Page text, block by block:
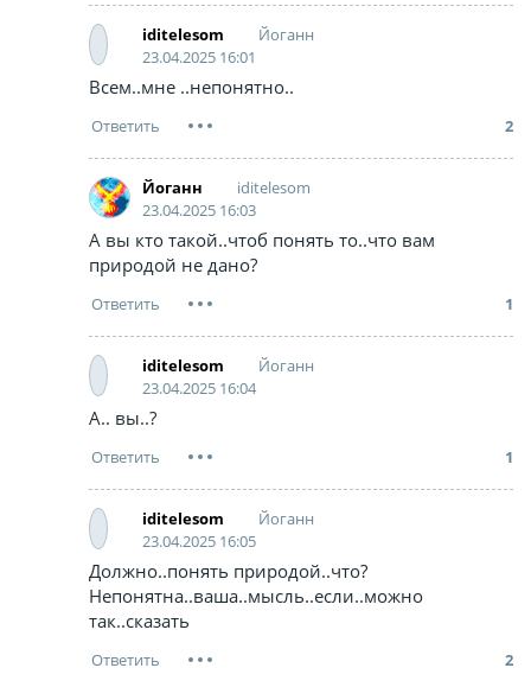
iditelesom
Йоганн
23.04.2025 16:01
Всем..мне ..непонятно..
2
Йоганн
iditelesom
23.04.2025 16:03
А вы кто такой..чтоб понять то..что вам
природой не дано?
1
iditelesom
Йоганн
23.04.2025 16:04
А.. вы..?
1
iditelesom
Йоганн
23.04.2025 16:05
Должно..понять природой..что?
Непонятна..ваша..мысль..если..можно
так..сказать
2